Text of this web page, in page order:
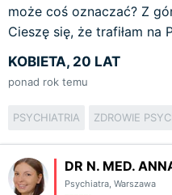
może coś oznaczać? Z
Cieszę się, że trafiłam na
KOBIETA, 20 LAT
ponad rok temu
PSYCHIATRIA ZDROWIE
DR N. MED.
Psychiatra, Warszawa